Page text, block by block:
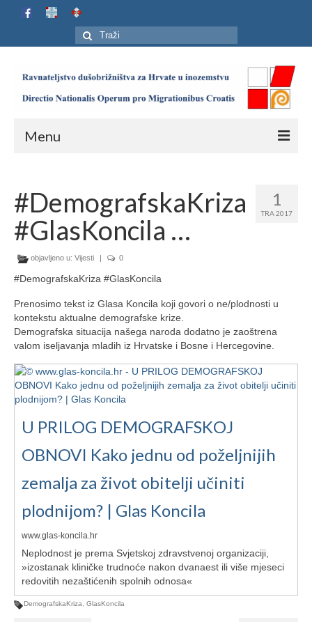
Search
for:
Menu
Ustroj
Adresar
Karta
Jubilej HIP-a
Ljetna škola
Kontakt
1
TRA 2017
#DemografskaKriza
#GlasKoncila …
objavljeno u: Vijesti | 0
#DemografskaKriza #GlasKoncila
Prenosimo tekst iz Glasa Koncila koji govori o ne/plodnosti u
kontekstu aktualne demografske krize.
Demografska situacija našega naroda dodatno je zaoštrena
valom iseljavanja mladih iz Hrvatske i Bosne i Hercegovine.
U PRILOG DEMOGRAFSKOJ
OBNOVI Kako jednu od poželjnijih
zemalja za život obitelji učiniti
plodnijom? | Glas Koncila
www.glas-koncila.hr
Neplodnost je prema Svjetskoj zdravstvenoj organizaciji,
»izostanak kliničke trudnoće nakon dvanaest ili više mjeseci
redovitih nezaštićenih spolnih odnosa«
DemografskaKriza GlasKoncila